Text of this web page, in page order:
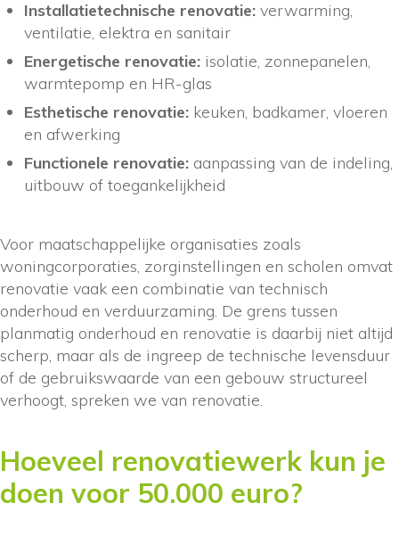
Installatietechnische renovatie: verwarming,
ventilatie, elektra en sanitair
Energetische renovatie: isolatie, zonnepanelen,
warmtepomp en HR-glas
Esthetische renovatie: keuken, badkamer, vloeren
en afwerking
Functionele renovatie: aanpassing van de indeling,
uitbouw of toegankelijkheid
Voor maatschappelijke organisaties zoals
woningcorporaties, zorginstellingen en scholen omvat
renovatie vaak een combinatie van technisch
onderhoud en verduurzaming. De grens tussen
planmatig onderhoud en renovatie is daarbij niet altijd
scherp, maar als de ingreep de technische levensduur
of de gebruikswaarde van een gebouw structureel
verhoogt, spreken we van renovatie.
Hoeveel renovatiewerk kun je
doen voor 50.000 euro?